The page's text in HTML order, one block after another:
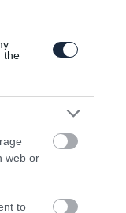
the
web or
to
Royce